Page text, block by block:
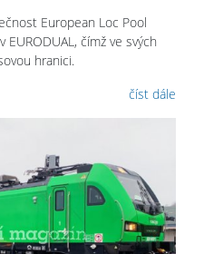
European Loc Pool
čímž ve svých
hranici.
číst dále